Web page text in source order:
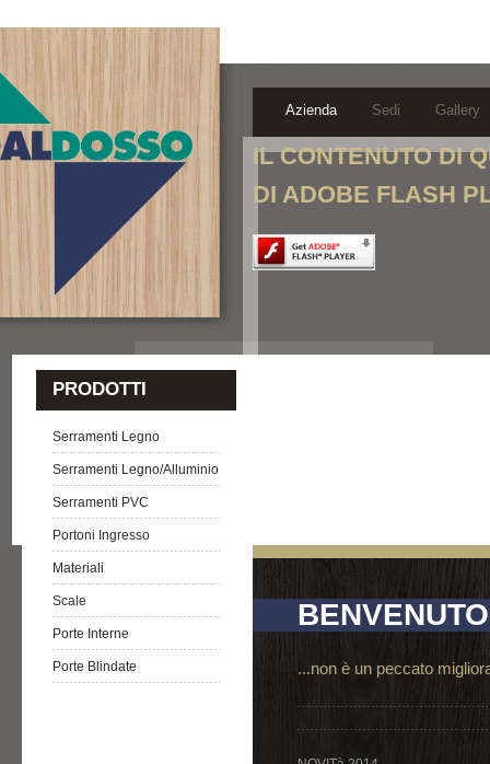
Azienda Sedi Gallery
IL CONTENUTO DI
DI ADOBE FLASH
PRODOTTI
Serramenti Legno
Serramenti Legno/Alluminio
Serramenti PVC
Portoni Ingresso
Materiali
Scale
Porte Interne
Porte Blindate
BENVENUTO
...non è un peccato